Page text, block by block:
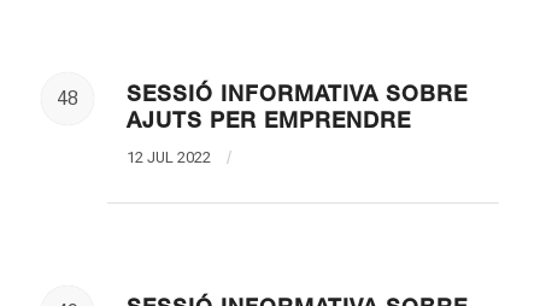
48
SESSIÓ INFORMATIVA SOBRE
AJUTS PER EMPRENDRE
12 JUL 2022 /